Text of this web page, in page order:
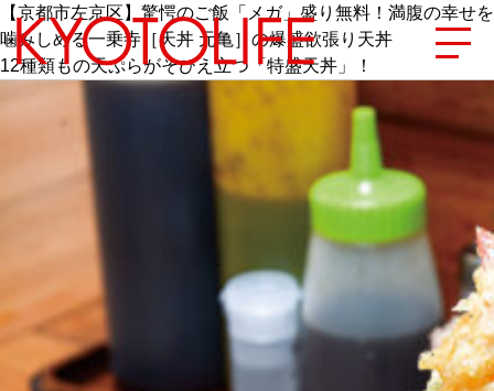
エリアから探す
地図から探す
カテゴリーから探す
SPECIAL
NEW OPEN
【京都市左京区】驚愕のご飯「メガ」盛り無料！満腹の幸せを
噛みしめる一乗寺［天丼 元亀］の爆盛欲張り天丼
12種類もの天ぷらがそびえ立つ「特盛天丼」！